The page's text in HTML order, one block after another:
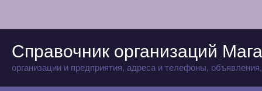
Справочник организаций
организации и предприятия, адреса и телефоны,